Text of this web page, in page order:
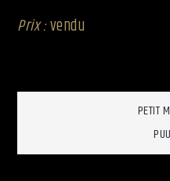
Prix :vendu
de
PETIT